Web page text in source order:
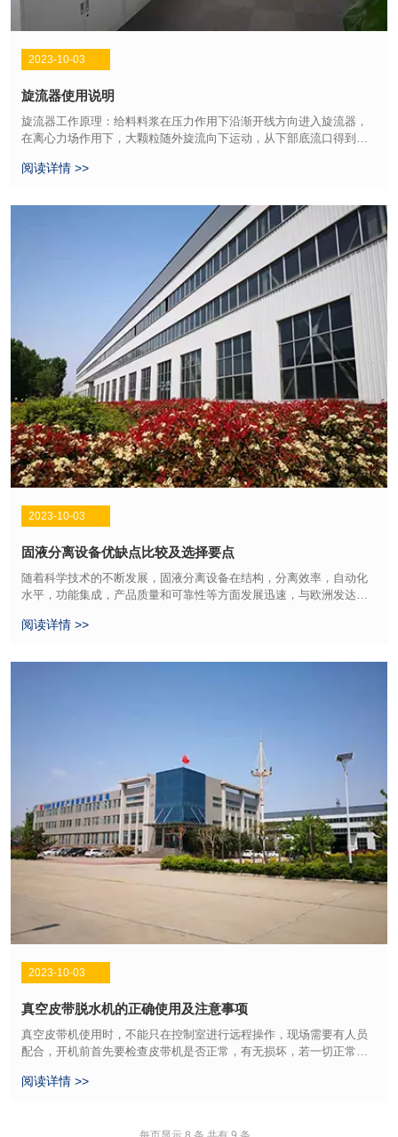
2023-10-03
旋流器使用说明
旋流器工作原理：给料料浆在压力作用下沿渐开线方向进入旋流器，
在离心力场作用下，大颗粒随外旋流向下运动，从下部底流口得到粒
细的溢流产物。
阅读详情 >>
2023-10-03
固液分离设备优缺点比较及选择要点
随着科学技术的不断发展，固液分离设备在结构，分离效率，自动化
水平，功能集成，产品质量和可靠性等方面发展迅速，与欧洲发达国
备的许多固体颗粒非常细。而且，它们越来越细，总的发展趋势是要
工作量，从而降低了固液分离的成本。主要目标是工业废水，城市污
阅读详情 >>
2023-10-03
真空皮带脱水机的正确使用及注意事项
真空皮带机使用时，不能只在控制室进行远程操作，现场需要有人员
配合，开机前首先要检查皮带机是否正常，有无损坏，若一切正常现
阅读详情 >>